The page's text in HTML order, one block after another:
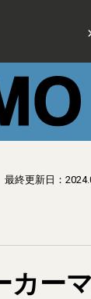
最終更新日：
カー